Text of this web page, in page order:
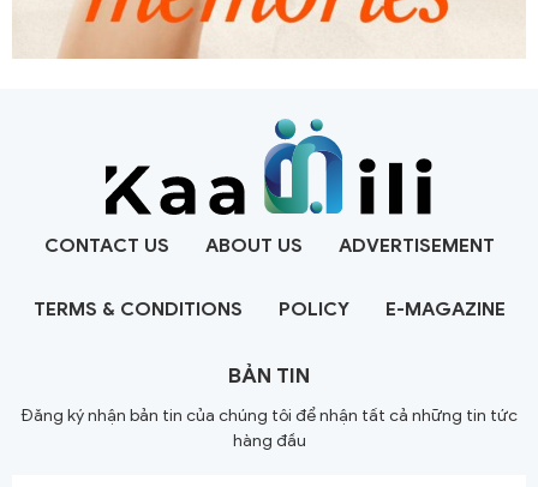
CONTACT US ABOUT US ADVERTISEMENT
TERMS & CONDITIONS POLICY E-MAGAZINE
BẢN TIN
Đăng ký nhận bản tin của chúng tôi để nhận tất cả những tin tức
hàng đầu